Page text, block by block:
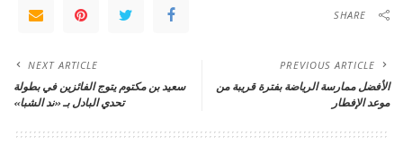
SHARE
PREVIOUS ARTICLE
الأفضل ممارسة الرياضة بفترة قريبة من
موعد الإفطار
NEXT ARTICLE
سعيد بن مكتوم يتوج الفائزين في بطولة
تحدي البادل بـ «ند الشبا»